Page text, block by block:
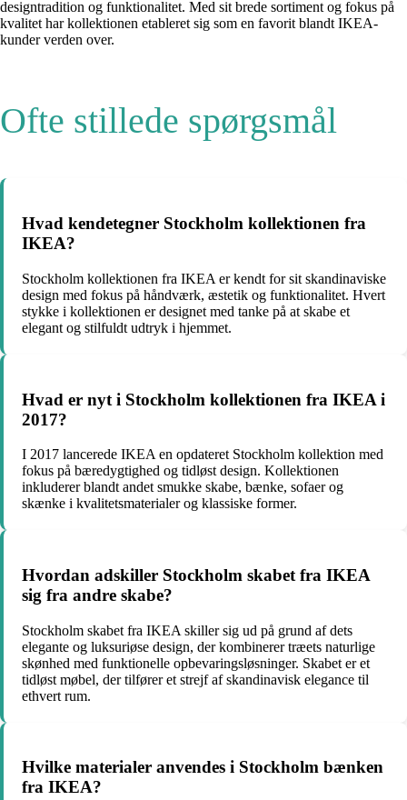
designtradition og funktionalitet. Med sit brede sortiment og fokus på
kvalitet har kollektionen etableret sig som en favorit blandt IKEA-
kunder verden over.
Ofte stillede spørgsmål
Hvad kendetegner Stockholm kollektionen fra
IKEA?
Stockholm kollektionen fra IKEA er kendt for sit skandinaviske
design med fokus på håndværk, æstetik og funktionalitet. Hvert
stykke i kollektionen er designet med tanke på at skabe et
elegant og stilfuldt udtryk i hjemmet.
Hvad er nyt i Stockholm kollektionen fra IKEA i
2017?
I 2017 lancerede IKEA en opdateret Stockholm kollektion med
fokus på bæredygtighed og tidløst design. Kollektionen
inkluderer blandt andet smukke skabe, bænke, sofaer og
skænke i kvalitetsmaterialer og klassiske former.
Hvordan adskiller Stockholm skabet fra IKEA
sig fra andre skabe?
Stockholm skabet fra IKEA skiller sig ud på grund af dets
elegante og luksuriøse design, der kombinerer træets naturlige
skønhed med funktionelle opbevaringsløsninger. Skabet er et
tidløst møbel, der tilfører et strejf af skandinavisk elegance til
ethvert rum.
Hvilke materialer anvendes i Stockholm bænken
fra IKEA?